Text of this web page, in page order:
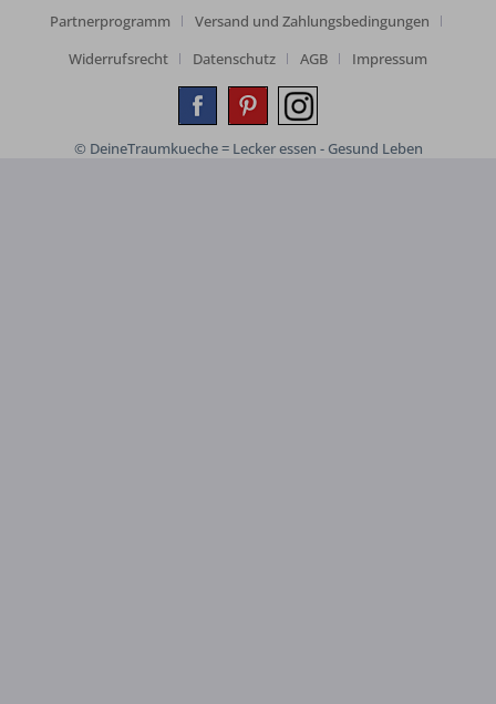
Partnerprogramm
Versand und Zahlungsbedingungen
Widerrufsrecht
Datenschutz AGB Impressum
© DeineTraumkueche = Lecker essen - Gesund Leben